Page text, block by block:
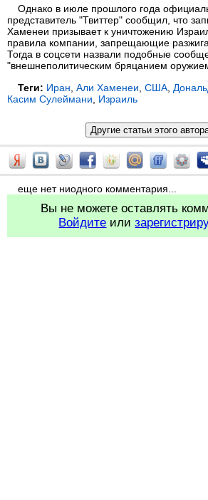
Однако в июле прошлого года
представитель "Твиттер" сообщил, что
Хаменеи призывает к уничтожению
правила компании, запрещающие
Тогда в соцсети назвали подобные
"внешнеполитическим бряцанием
Теги: Иран Али Хаменеи США
Касим Сулеймани
Израиль
еще нет ниодного комментария...
Вы не можете оставлять
Войдите или